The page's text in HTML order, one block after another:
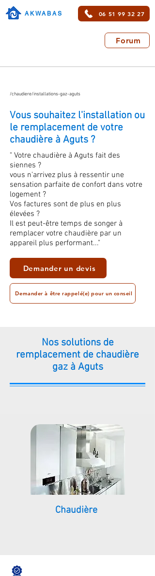
AKWABAS 06 51 99 32 27
Forum
/chaudiere/installations-gaz-aguts
Vous souhaitez l'installation ou
le remplacement de votre
chaudière à Aguts ?
" Votre chaudière à Aguts fait des
siennes ?
vous n'arrivez plus à ressentir une
sensation parfaite de confort dans votre
logement ?
Vos factures sont de plus en plus
élevées ?
Il est peut-être temps de songer à
remplacer votre chaudière par un
appareil plus performant..."
Demander un devis
Demander à être rappelé(e) pour un conseil
Nos solutions de
remplacement de chaudière
gaz à Aguts
Chaudière